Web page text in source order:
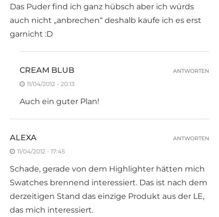
Das Puder find ich ganz hübsch aber ich würds
auch nicht „anbrechen“ deshalb kaufe ich es erst
garnicht :D
CREAM BLUB
11/04/2012 - 20:13
Auch ein guter Plan!
ANTWORTEN
ALEXA
11/04/2012 - 17:45
Schade, gerade von dem Highlighter hätten mich
Swatches brennend interessiert. Das ist nach dem
derzeitigen Stand das einzige Produkt aus der LE,
das mich interessiert.
ANTWORTEN